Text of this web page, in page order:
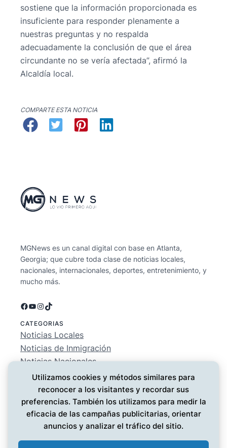
sostiene que la información proporcionada es
insuficiente para responder plenamente a
nuestras preguntas y no respalda
adecuadamente la conclusión de que el área
circundante no se vería afectada”, afirmó la
Alcaldía local.
COMPARTE ESTA NOTICIA
MGNews es un canal digital con base en Atlanta,
Georgia; que cubre toda clase de noticias locales,
nacionales, internacionales, deportes, entretenimiento, y
mucho más.
Facebook
YouTube
Instagram
TikTok
CATEGORIAS
Noticias Locales
Noticias de Inmigración
Noticias Nacionales
Deportes
Entretenimiento
EMPRESA
Conócenos
Política de Privacidad
Utilizamos cookies y métodos similares para
reconocer a los visitantes y recordar sus
preferencias. También los utilizamos para medir la
eficacia de las campañas publicitarias, orientar
anuncios y analizar el tráfico del sitio.